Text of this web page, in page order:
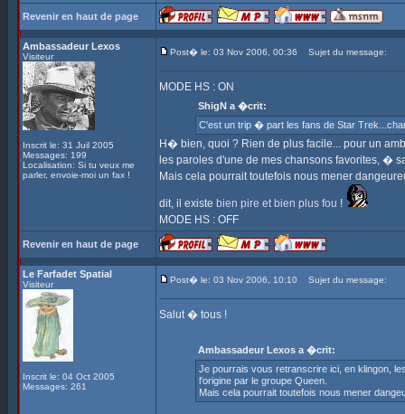
Revenir en haut de page
Ambassadeur Lexos
Visiteur
Inscrit le: 31 Juil 2005
Messages: 199
Localisation: Si tu veux me
parler, envoie-moi un fax !
Post� le: 03 Nov 2006, 00:36 Sujet du message:
MODE HS : ON
ShigN a �crit:
C'est un trip � part les fans de Star
H� bien, quoi ? Rien de plus facile... pour un
les paroles d'une de mes chansons favorites, �
Mais cela pourrait toutefois nous mener
dit, il existe bien pire et bien plus fou !
MODE HS : OFF
Revenir en haut de page
Le Farfadet Spatial
Visiteur
Inscrit le: 04 Oct 2005
Messages: 261
Post� le: 03 Nov 2006, 10:10 Sujet du message:
Salut � tous !
Ambassadeur Lexos a �crit:
Je pourrais vous retranscrire ici, en klingon,
l'origine par le groupe Queen.
Mais cela pourrait toutefois nous mener